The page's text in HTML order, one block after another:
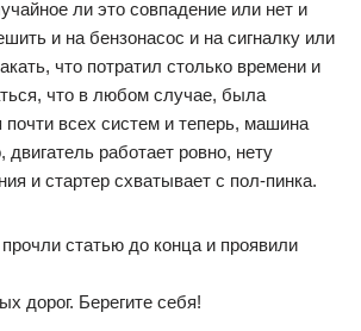
ли это совпадение или нет и
и на бензонасос и на сигналку или
что потратил столько времени и
что в любом случае, была
почти всех систем и теперь, машина
двигатель работает ровно, нету
и стартер схватывает с пол-пинка.
статью до конца и проявили
дорог. Берегите себя!